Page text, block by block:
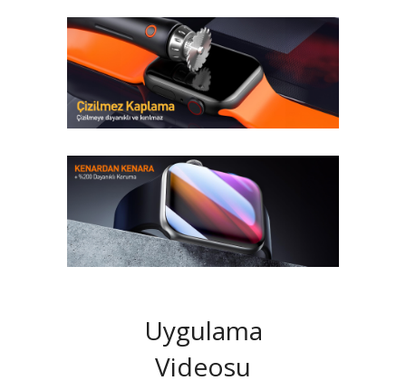
Uygulama
Videosu